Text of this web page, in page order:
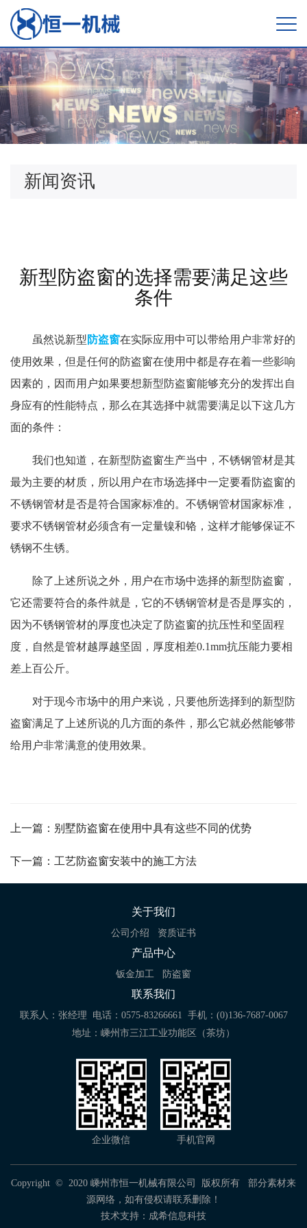
新闻资讯
新型防盗窗的选择需要满足这些
条件
虽然说新型 防盗窗在实际应用中可以带给用户非常好的
使用效果，但是任何的防盗窗在使用中都是存在着一些影响
因素的，因而用户如果要想新型防盗窗能够充分的发挥出自
身应有的性能特点，那么在其选择中就需要满足以下这几方
面的条件：
我们也知道，在新型防盗窗生产当中，不锈钢管材是其
最为主要的材质，所以用户在市场选择中一定要看防盗窗的
不锈钢管材是否是符合国家标准的。不锈钢管材国家标准，
要求不锈钢管材必须含有一定量镍和铬，这样才能够保证不
锈钢不生锈。
除了上述所说之外，用户在市场中选择的新型防盗窗，
它还需要符合的条件就是，它的不锈钢管材是否是厚实的，
因为不锈钢管材的厚度也决定了防盗窗的抗压性和坚固程
度，自然是管材越厚越坚固，厚度相差0.1mm抗压能力要相
差上百公斤。
对于现今市场中的用户来说，只要他所选择到的新型防
盗窗满足了上述所说的几方面的条件，那么它就必然能够带
给用户非常满意的使用效果。
上一篇：别墅防盗窗在使用中具有这些不同的优势
下一篇：工艺防盗窗安装中的施工方法
关于我们
公司介绍 资质证书
产品中心
钣金加工 防盗窗
联系我们
联系人：张经理 电话：0575-83266661 手机：(0)136-7687-0067
地址：嵊州市三江工业功能区（茶坊）
企业微信 手机官网
Copyright © 2020 嵊州市恒一机械有限公司 版权所有 部分素材来
源网络，如有侵权请联系删除！
技术支持： 成希信息科技